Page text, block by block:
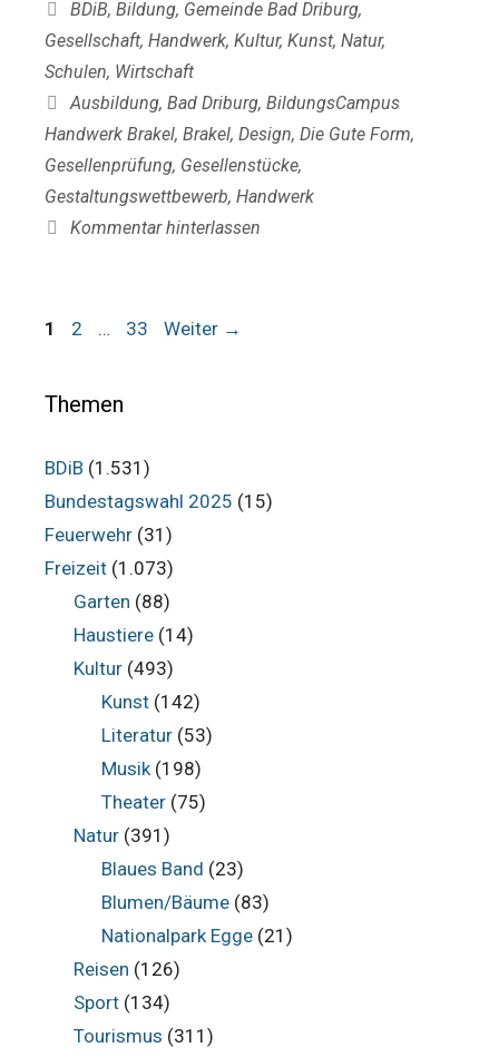
Kategorien
BDiB, Bildung, Gemeinde Bad Driburg,
Gesellschaft, Handwerk, Kultur, Kunst, Natur,
Schulen, Wirtschaft
Schlagwörter
Ausbildung, Bad Driburg, BildungsCampus
Handwerk Brakel, Brakel, Design, Die Gute Form,
Gesellenprüfung, Gesellenstücke,
Gestaltungswettbewerb, Handwerk
Kommentar hinterlassen
Seite
1 Seite
2 … Seite
33 Weiter →
Themen
BDiB (1.531)
Bundestagswahl 2025 (15)
Feuerwehr (31)
Freizeit (1.073)
Garten (88)
Haustiere(14)
Kultur(493)
Kunst (142)
Literatur (53)
Musik(198)
Theater (75)
Natur(391)
Blaues Band (23)
Blumen/Bäume (83)
Nationalpark Egge (21)
Reisen (126)
Sport(134)
Tourismus (311)